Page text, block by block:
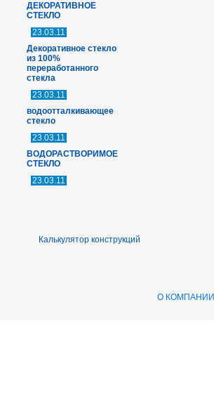
ДЕКОРАТИВНОЕ
СТЕКЛО
23.03.11
Декоративное стекло
из 100%
переработанного
стекла
23.03.11
водоотталкивающее
стекло
23.03.11
ВОДОРАСТВОРИМОЕ
СТЕКЛО
23.03.11
Калькулятор конструкций
О КОМПАНИИ